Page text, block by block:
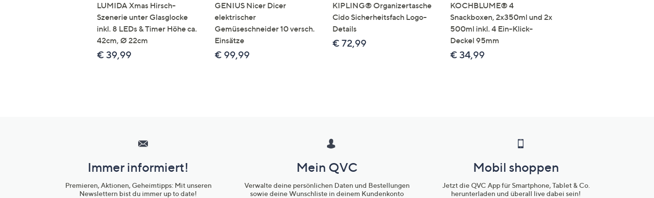
LUMIDA Xmas Hirsch-
Szenerie unter Glasglocke
inkl. 8 LEDs & Timer Höhe ca.
42cm, Ø 22cm
€ 39,99
GENIUS Nicer Dicer
elektrischer
Gemüseschneider 10 versch.
Einsätze
€ 99,99
KIPLING® Organizertasche
Cido Sicherheitsfach Logo-
Details
€ 72,99
KOCHBLUME® 4
Snackboxen, 2x350ml und 2x
500ml inkl. 4 Ein-Klick-
Deckel 95mm
€ 34,99
Unternehmensinformationen
Immer informiert!
Premieren, Aktionen, Geheimtipps: Mit unseren
Newslettern bist du immer up to date!
Mein QVC
Verwalte deine persönlichen Daten und Bestellungen
sowie deine Wunschliste in deinem Kundenkonto
Mobil shoppen
Jetzt die QVC App für Smartphone, Tablet & Co.
herunterladen und überall live dabei sein!